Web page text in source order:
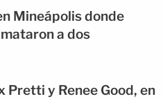
Mineápolis donde
a dos
Pretti y Renee Good, en